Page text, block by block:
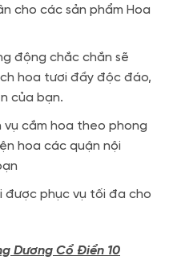
cho các sản phẩm Hoa
động chắc chắn sẽ
hoa tươi đầy độc đáo,
của bạn.
vụ cắm hoa theo phong
hoa các quận nội
được phục vụ tối đa cho
Dương Cổ Điển 10